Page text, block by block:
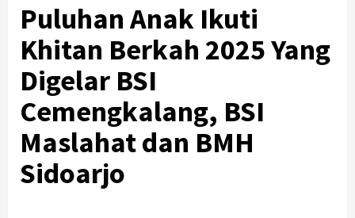
Puluhan Anak Ikuti
Khitan Berkah 2025 Yang
Digelar BSI
Cemengkalang, BSI
Maslahat dan BMH
Sidoarjo